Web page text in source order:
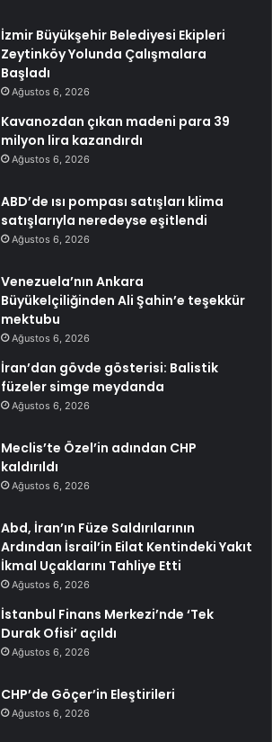
İzmir Büyükşehir Belediyesi Ekipleri
Zeytinköy Yolunda Çalışmalara
Başladı
Ağustos 6, 2026
Kavanozdan çıkan madeni para 39
milyon lira kazandırdı
Ağustos 6, 2026
ABD’de ısı pompası satışları klima
satışlarıyla neredeyse eşitlendi
Ağustos 6, 2026
Venezuela’nın Ankara
Büyükelçiliğinden Ali Şahin’e teşekkür
mektubu
Ağustos 6, 2026
İran’dan gövde gösterisi: Balistik
füzeler simge meydanda
Ağustos 6, 2026
Meclis’te Özel’in adından CHP
kaldırıldı
Ağustos 6, 2026
Abd, İran’ın Füze Saldırılarının
Ardından İsrail’in Eilat Kentindeki Yakıt
İkmal Uçaklarını Tahliye Etti
Ağustos 6, 2026
İstanbul Finans Merkezi’nde ‘Tek
Durak Ofisi’ açıldı
Ağustos 6, 2026
CHP’de Göçer’in Eleştirileri
Ağustos 6, 2026